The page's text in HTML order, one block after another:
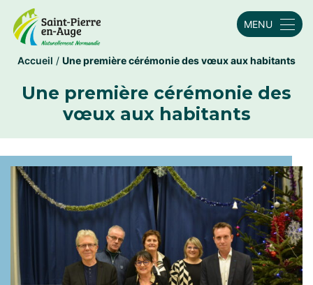
MENU
Accueil / Une première cérémonie des vœux aux habitants
Une première cérémonie des
vœux aux habitants